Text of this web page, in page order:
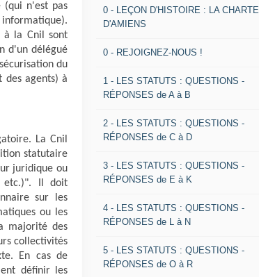
(qui n'est pas
à la Cnil sont
d'un délégué
du
des agents) à
La Cnil
statutaire
juridique ou
etc.)". Il doit
sur les
ou les
majorité des
collectivités
En cas de
définir les
0 - LEÇON D'HISTOIRE : LA CHARTE
D'AMIENS
0 - REJOIGNEZ-NOUS !
1 - LES STATUTS : QUESTIONS -
RÉPONSES de A à B
2 - LES STATUTS : QUESTIONS -
RÉPONSES de C à D
3 - LES STATUTS : QUESTIONS -
RÉPONSES de E à K
4 - LES STATUTS : QUESTIONS -
RÉPONSES de L à N
5 - LES STATUTS : QUESTIONS -
RÉPONSES de O à R